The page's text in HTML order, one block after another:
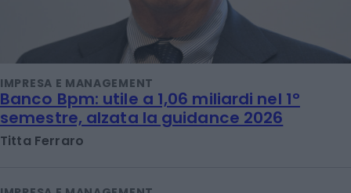
IMPRESA E MANAGEMENT
Banco Bpm: utile a 1,06 miliardi nel 1°
semestre, alzata la guidance 2026
Titta Ferraro